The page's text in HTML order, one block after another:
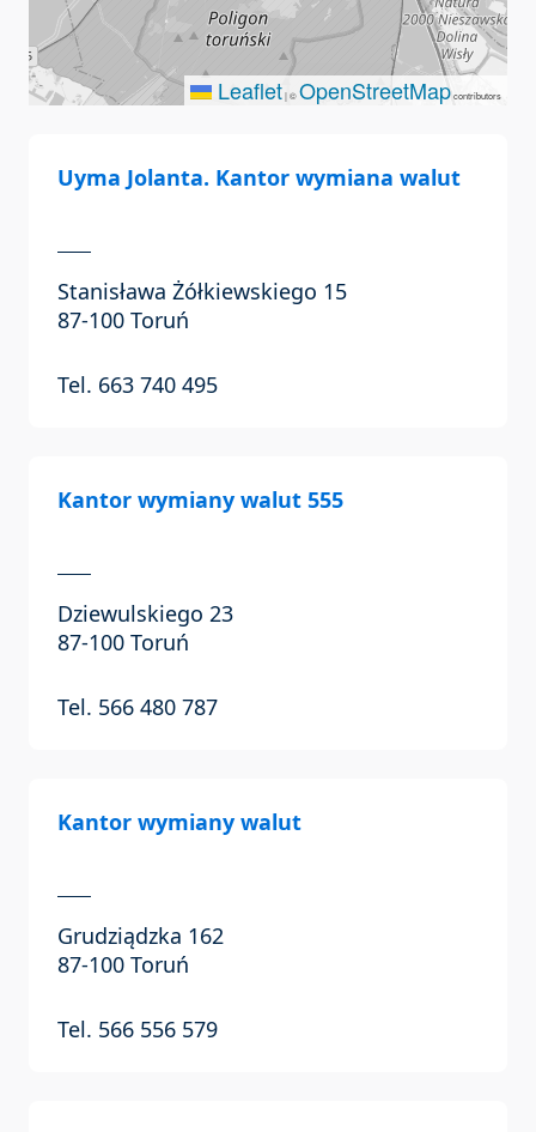
Leaflet|©OpenStreetMapcontributors
Uyma Jolanta. Kantor wymiana walut
Stanisława Żółkiewskiego 15
87-100 Toruń
Tel. 663 740 495
Kantor wymiany walut 555
Dziewulskiego 23
87-100 Toruń
Tel. 566 480 787
Kantor wymiany walut
Grudziądzka 162
87-100 Toruń
Tel. 566 556 579